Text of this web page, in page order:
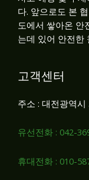
다. 앞으로도 본
도에서 쌓아온 안
는데 있어 안전한
고객센터
주소 : 대전광역
유선전화 : 042-
휴대전화 : 010-